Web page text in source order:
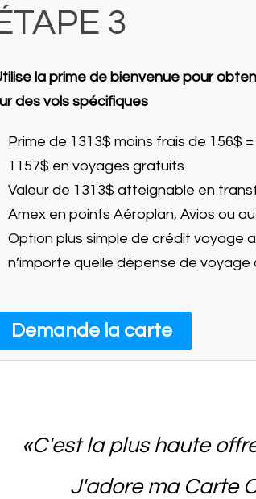
3
la prime de bienvenue pour
des vols spécifiques
Prime de 1313$ moins frais de 156$
1157$ en voyages gratuits
Valeur de 1313$ atteignable en
Amex en points Aéroplan, Avios ou
Option plus simple de crédit voyage
n’importe quelle dépense de voyage
Demande la carte
«C'est la plus haute
J'adore ma Carte